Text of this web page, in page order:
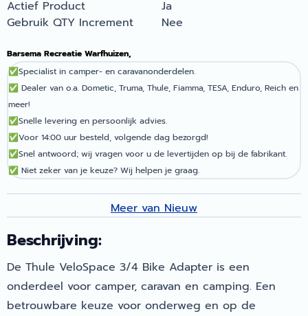
Actief Product
Ja
Gebruik QTY Increment
Nee
Barsema Recreatie Warfhuizen,
✅Specialist in camper- en caravanonderdelen.
✅ Dealer van o.a. Dometic, Truma, Thule, Fiamma, TESA, Enduro, Reich en
meer!
✅Snelle levering en persoonlijk advies.
✅Voor 14:00 uur besteld, volgende dag bezorgd!
✅Snel antwoord; wij vragen voor u de levertijden op bij de fabrikant.
✅ Niet zeker van je keuze? Wij helpen je graag.
Meer van Nieuw
Beschrijving:
De Thule VeloSpace 3/4 Bike Adapter is een
onderdeel voor camper, caravan en camping. Een
betrouwbare keuze voor onderweg en op de